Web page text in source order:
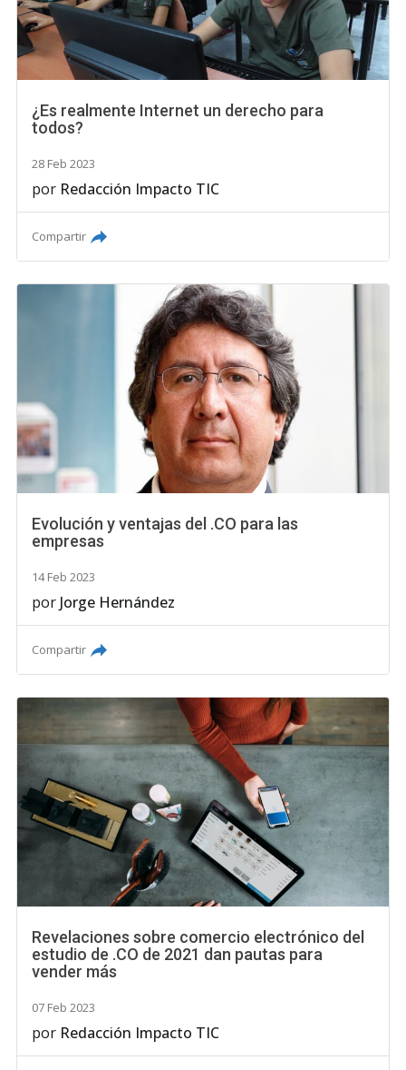
¿Es realmente Internet un derecho para
todos?
28 Feb 2023
por Redacción Impacto TIC
Compartir
Evolución y ventajas del .CO para las
empresas
14 Feb 2023
por Jorge Hernández
Compartir
Revelaciones sobre comercio electrónico del
estudio de .CO de 2021 dan pautas para
vender más
07 Feb 2023
por Redacción Impacto TIC